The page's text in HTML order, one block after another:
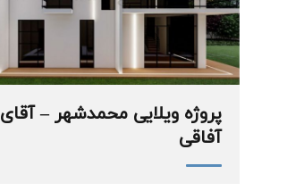
پروژه ویلایی محمدشهر – آقای
آفاقی